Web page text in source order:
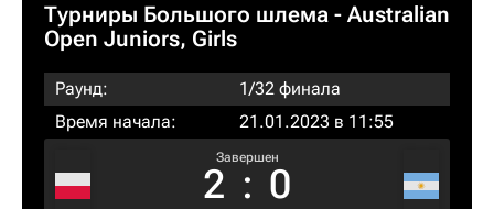
Турниры Большого шлема - Australian
Open Juniors, Girls
Раунд:
1/32 финала
Время начала:
21.01.2023 в 11:55
Завершен
2 : 0